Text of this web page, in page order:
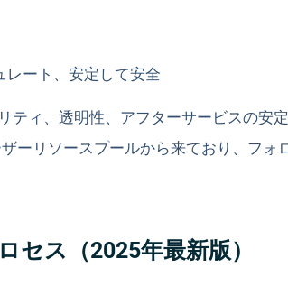
レート、安定して安全
ィ、透明性、アフターサービスの安
ーリソースプールから来ており、フォ
セス（2025年最新版）